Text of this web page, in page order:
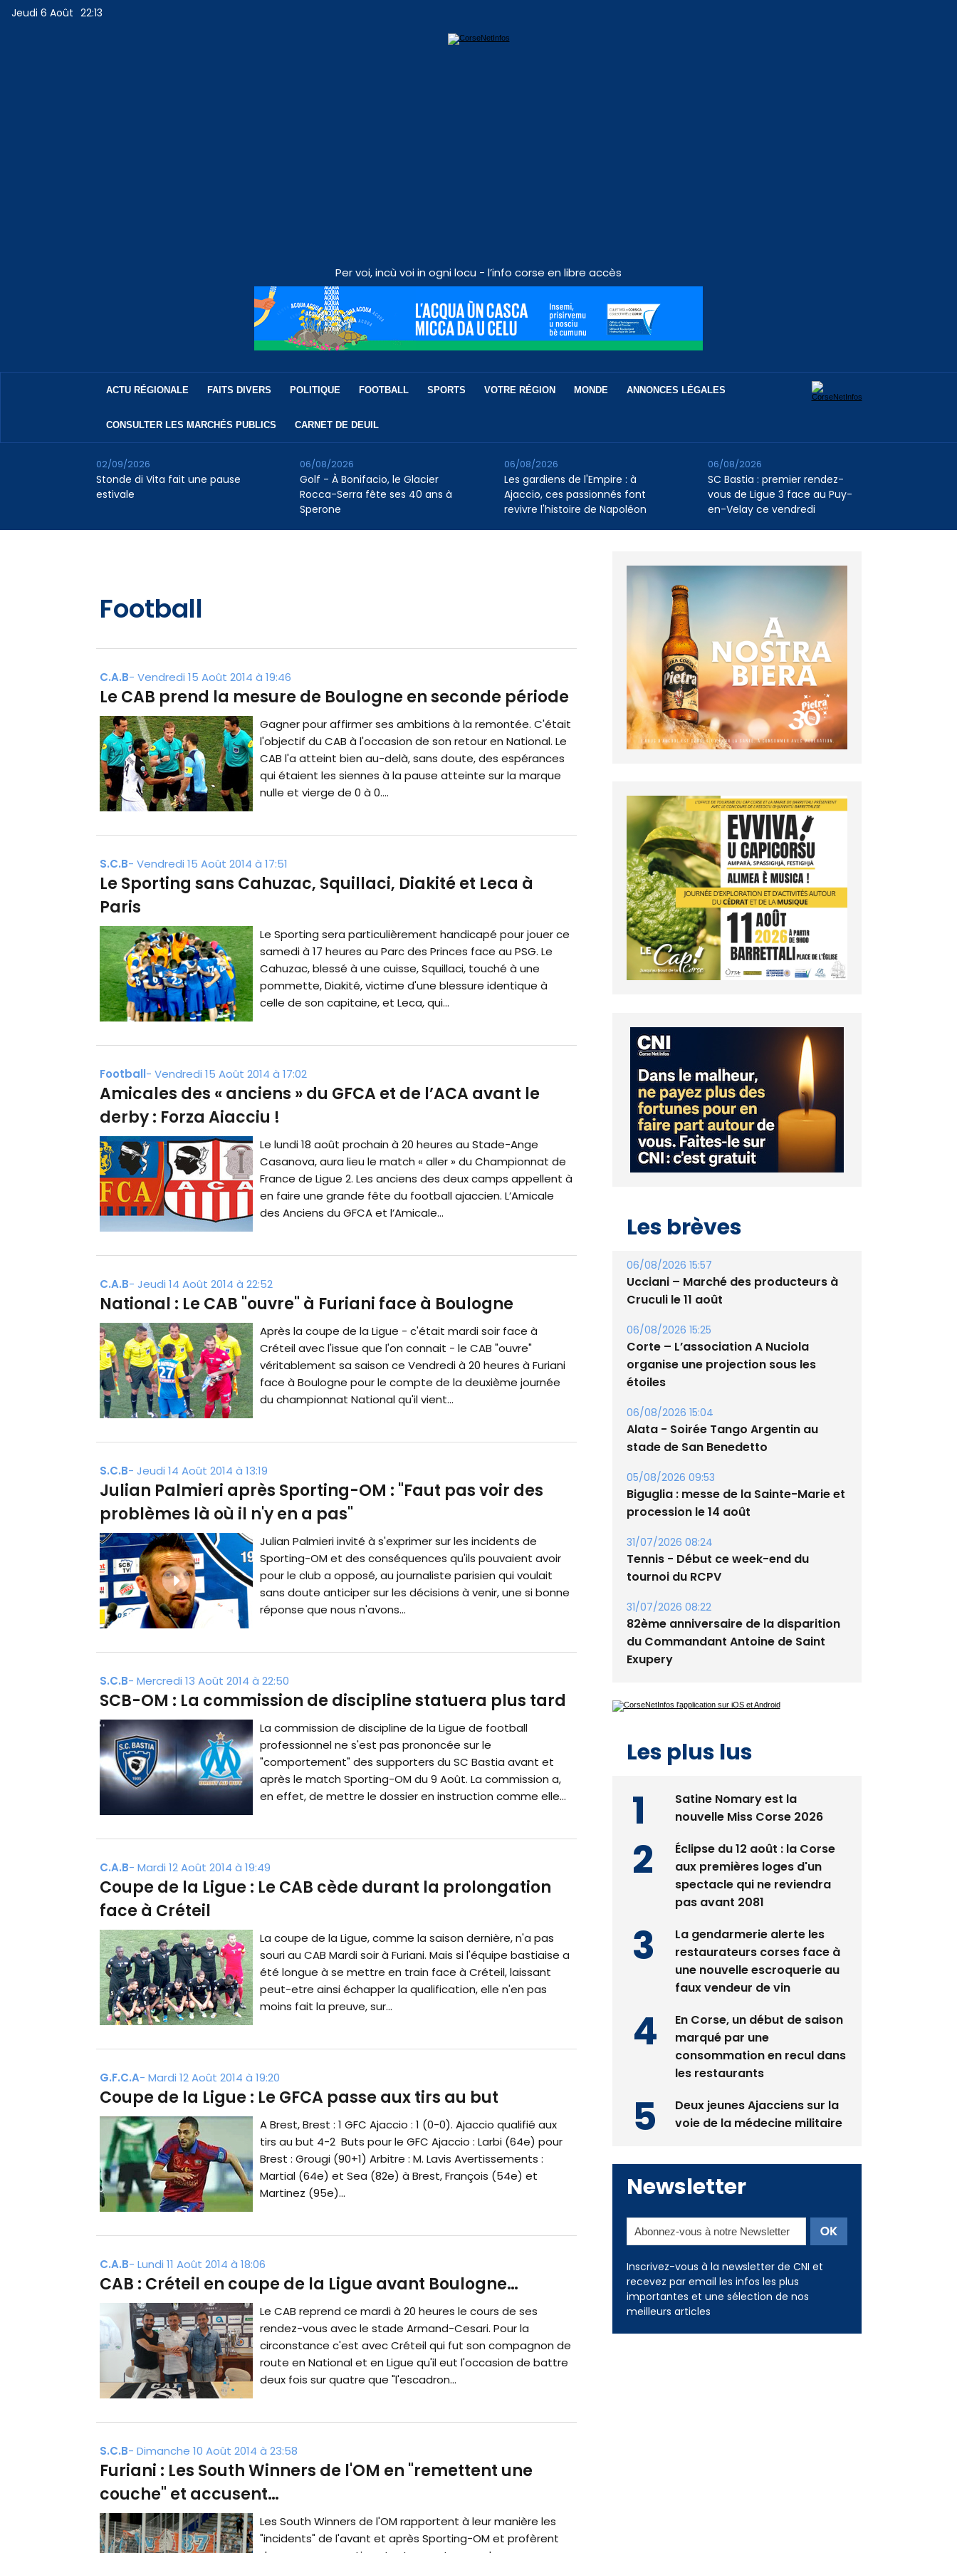
Jeudi 6 Août 22:13
Per voi, incù voi in ogni locu - l’info corse en libre accès
ACTU RÉGIONALE FAITS DIVERS POLITIQUE FOOTBALL SPORTS VOTRE RÉGION MONDE ANNONCES LÉGALES
CONSULTER LES MARCHÉS PUBLICS CARNET DE DEUIL
Stonde di Vita fait une pause
estivale
02/09/2026
Golf - À Bonifacio, le Glacier
Rocca-Serra fête ses 40 ans à
Sperone
06/08/2026
Les gardiens de l'Empire : à
Ajaccio, ces passionnés font
revivre l'histoire de Napoléon
06/08/2026
SC Bastia : premier rendez-
vous de Ligue 3 face au Puy-
en-Velay ce vendredi
06/08/2026
Football
C.A.B- Vendredi 15 Août 2014 à 19:46
Le CAB prend la mesure de Boulogne en seconde période
Gagner pour affirmer ses ambitions à la remontée. C'était
l'objectif du CAB à l'occasion de son retour en National. Le
CAB l'a atteint bien au-delà, sans doute, des espérances
qui étaient les siennes à la pause atteinte sur la marque
nulle et vierge de 0 à 0....
S.C.B- Vendredi 15 Août 2014 à 17:51
Le Sporting sans Cahuzac, Squillaci, Diakité et Leca à
Paris
Le Sporting sera particulièrement handicapé pour jouer ce
samedi à 17 heures au Parc des Princes face au PSG. Le
Cahuzac, blessé à une cuisse, Squillaci, touché à une
pommette, Diakité, victime d'une blessure identique à
celle de son capitaine, et Leca, qui...
Football- Vendredi 15 Août 2014 à 17:02
Amicales des « anciens » du GFCA et de l’ACA avant le
derby : Forza Aiacciu !
Le lundi 18 août prochain à 20 heures au Stade-Ange
Casanova, aura lieu le match « aller » du Championnat de
France de Ligue 2. Les anciens des deux camps appellent à
en faire une grande fête du football ajaccien. L’Amicale
des Anciens du GFCA et l’Amicale...
C.A.B- Jeudi 14 Août 2014 à 22:52
National : Le CAB "ouvre" à Furiani face à Boulogne
Après la coupe de la Ligue - c'était mardi soir face à
Créteil avec l'issue que l'on connait - le CAB "ouvre"
véritablement sa saison ce Vendredi à 20 heures à Furiani
face à Boulogne pour le compte de la deuxième journée
du championnat National qu'il vient...
S.C.B- Jeudi 14 Août 2014 à 13:19
Julian Palmieri après Sporting-OM : "Faut pas voir des
problèmes là où il n'y en a pas"
Julian Palmieri invité à s'exprimer sur les incidents de
Sporting-OM et des conséquences qu'ils pouvaient avoir
pour le club a opposé, au journaliste parisien qui voulait
sans doute anticiper sur les décisions à venir, une si bonne
réponse que nous n'avons...
S.C.B- Mercredi 13 Août 2014 à 22:50
SCB-OM : La commission de discipline statuera plus tard
La commission de discipline de la Ligue de football
professionnel ne s'est pas prononcée sur le
"comportement" des supporters du SC Bastia avant et
après le match Sporting-OM du 9 Août. La commission a,
en effet, de mettre le dossier en instruction comme elle...
C.A.B- Mardi 12 Août 2014 à 19:49
Coupe de la Ligue : Le CAB cède durant la prolongation
face à Créteil
La coupe de la Ligue, comme la saison dernière, n'a pas
souri au CAB Mardi soir à Furiani. Mais si l'équipe bastiaise a
été longue à se mettre en train face à Créteil, laissant
peut-etre ainsi échapper la qualification, elle n'en pas
moins fait la preuve, sur...
G.F.C.A- Mardi 12 Août 2014 à 19:20
Coupe de la Ligue : Le GFCA passe aux tirs au but
A Brest, Brest : 1 GFC Ajaccio : 1 (0-0). Ajaccio qualifié aux
tirs au but 4-2 Buts pour le GFC Ajaccio : Larbi (64e) pour
Brest : Grougi (90+1) Arbitre : M. Lavis Avertissements :
Martial (64e) et Sea (82e) à Brest, François (54e) et
Martinez (95e)...
C.A.B- Lundi 11 Août 2014 à 18:06
CAB : Créteil en coupe de la Ligue avant Boulogne…
Le CAB reprend ce mardi à 20 heures le cours de ses
rendez-vous avec le stade Armand-Cesari. Pour la
circonstance c'est avec Créteil qui fut son compagnon de
route en National et en Ligue qu'il eut l'occasion de battre
deux fois sur quatre que "l'escadron...
S.C.B- Dimanche 10 Août 2014 à 23:58
Furiani : Les South Winners de l'OM en "remettent une
couche" et accusent…
Les South Winners de l'OM rapportent à leur manière les
"incidents" de l'avant et après Sporting-OM et profèrent
Les brèves
06/08/2026 15:57
Ucciani – Marché des producteurs à
Cruculi le 11 août
06/08/2026 15:25
Corte – L’association A Nuciola
organise une projection sous les
étoiles
06/08/2026 15:04
Alata - Soirée Tango Argentin au
stade de San Benedetto
05/08/2026 09:53
Biguglia : messe de la Sainte-Marie et
procession le 14 août
31/07/2026 08:24
Tennis - Début ce week-end du
tournoi du RCPV
31/07/2026 08:22
82ème anniversaire de la disparition
du Commandant Antoine de Saint
Exupery
Les plus lus
Satine Nomary est la
nouvelle Miss Corse 2026
Éclipse du 12 août : la Corse
aux premières loges d'un
spectacle qui ne reviendra
pas avant 2081
La gendarmerie alerte les
restaurateurs corses face à
une nouvelle escroquerie au
faux vendeur de vin
En Corse, un début de saison
marqué par une
consommation en recul dans
les restaurants
Deux jeunes Ajacciens sur la
voie de la médecine militaire
Newsletter
Inscrivez-vous à la newsletter de CNI et
recevez par email les infos les plus
importantes et une sélection de nos
meilleurs articles